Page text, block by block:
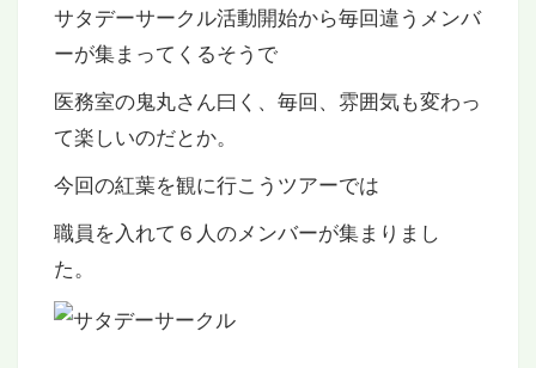
サタデーサークル活動開始から毎回違うメンバ
ーが集まってくるそうで
医務室の鬼丸さん曰く、毎回、雰囲気も変わっ
て楽しいのだとか。
今回の紅葉を観に行こうツアーでは
職員を入れて６人のメンバーが集まりまし
た。